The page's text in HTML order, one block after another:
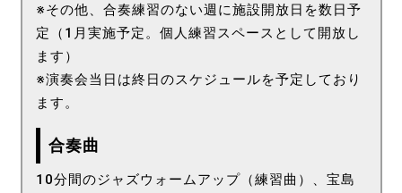
※その他、合奏練習のない週に施設開放日を数日予
定（1月実施予定。個人練習スペースとして開放し
ます）
※演奏会当日は終日のスケジュールを予定しており
ます。
合奏曲
10分間のジャズウォームアップ（練習曲）、宝島